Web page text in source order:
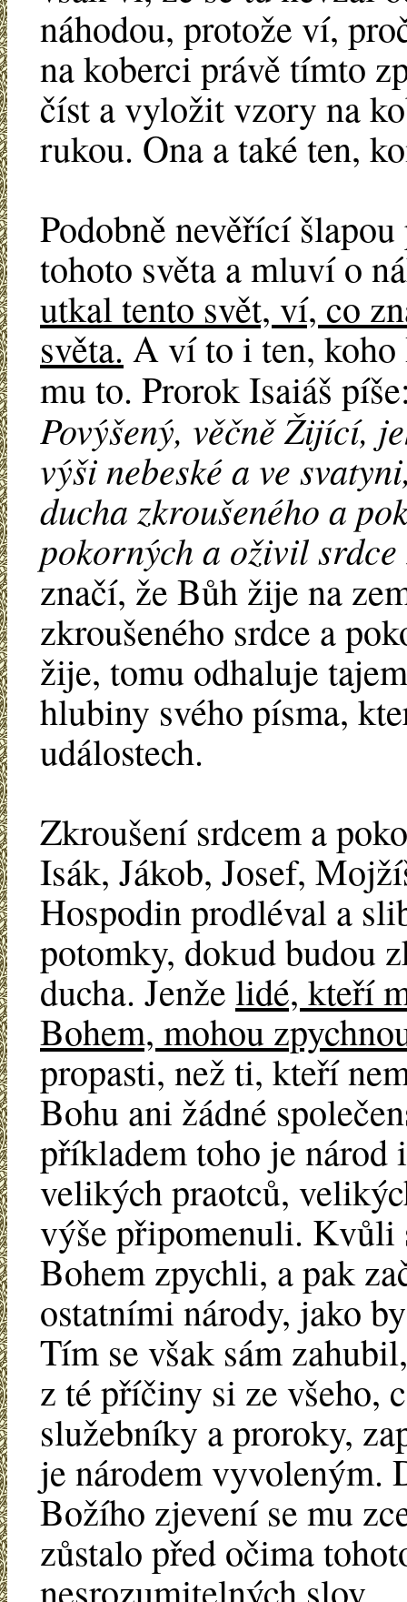
náhodou, protože ví,
na koberci právě tímto
číst a vyložit vzory na
rukou. Ona a také ten,
Podobně nevěřící
tohoto světa a mluví o
utkal tento svět, ví, co
světa. A ví to i ten, koho
mu to. Prorok Isaiáš
Povýšený, věčně Žijící,
výši nebeské a ve
ducha zkroušeného a
pokorných a oživil srdce
značí, že Bůh žije na
zkroušeného srdce a
žije, tomu odhaluje
hlubiny svého písma,
událostech.
Zkroušení srdcem a
Isák, Jákob, Josef,
Hospodin prodléval a
potomky, dokud budou
ducha. Jenže lidé, kteří
Bohem, mohou
propasti, než ti, kteří
Bohu ani žádné
příkladem toho je
velikých praotců,
výše připomenuli. Kvůli
Bohem zpychli, a pak
ostatními národy, jako
Tím se však sám
z té příčiny si ze všeho,
služebníky a proroky,
je národem vyvoleným.
Božího zjevení se mu
zůstalo před očima
nesrozumitelných slov.